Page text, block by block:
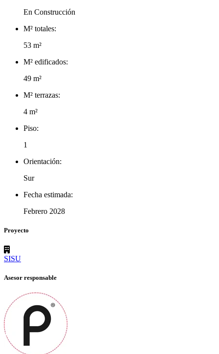
En Construcción
M² totales:
53 m²
M² edificados:
49 m²
M² terrazas:
4 m²
Piso:
1
Orientación:
Sur
Fecha estimada:
Febrero 2028
Proyecto
SISU
Asesor responsable